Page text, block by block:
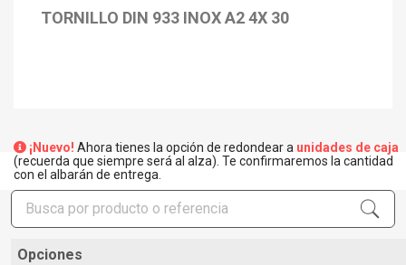
TORNILLO DIN 933 INOX A2 4X 30
¡Nuevo! Ahora tienes la opción de redondear a unidades de caja
(recuerda que siempre será al alza). Te confirmaremos la cantidad
con el albarán de entrega.
Opciones